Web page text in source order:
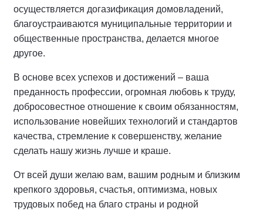
осуществляется догазификация домовладений,
благоустраиваются муниципальные территории и
общественные пространства, делается многое
другое.
В основе всех успехов и достижений – ваша
преданность профессии, огромная любовь к труду,
добросовестное отношение к своим обязанностям,
использование новейших технологий и стандартов
качества, стремление к совершенству, желание
сделать нашу жизнь лучше и краше.
От всей души желаю вам, вашим родным и близким
крепкого здоровья, счастья, оптимизма, новых
трудовых побед на благо страны и родной